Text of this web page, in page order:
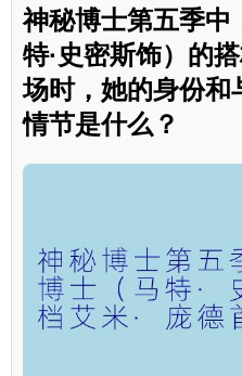
神秘博士第五季中
特·史密斯饰）的
场时，她的身份和
情节是什么？